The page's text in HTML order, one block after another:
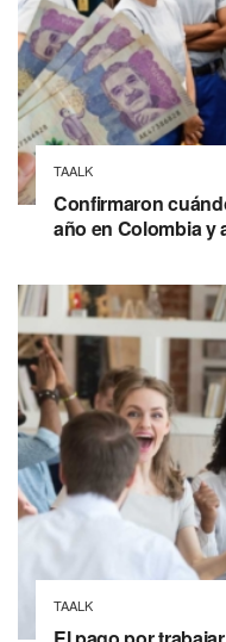
TAALK
Confirmaron
año en Colombia y
TAALK